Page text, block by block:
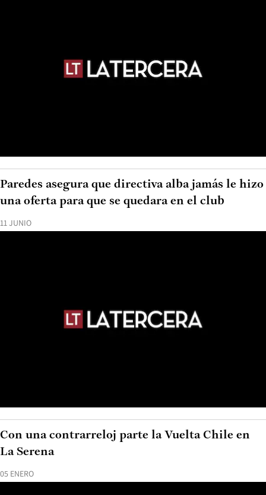
11 JUNIO
Paredes asegura que directiva alba jamás le hizo
una oferta para que se quedara en el club
05 ENERO
Con una contrarreloj parte la Vuelta Chile en
La Serena